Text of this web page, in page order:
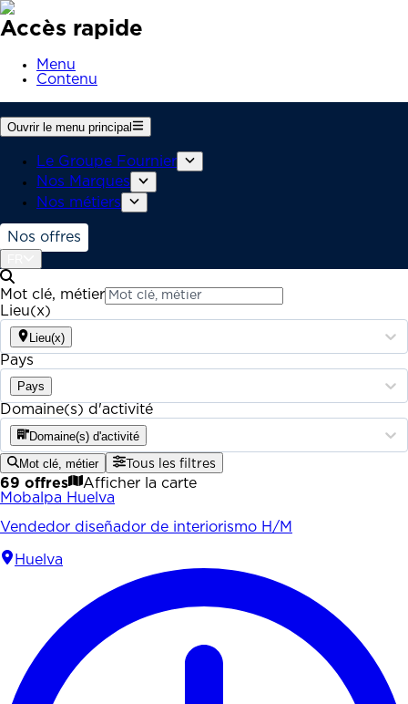
Accès rapide
Menu
Contenu
Ouvrir le menu principal
Le Groupe Fournier
Nos Marques
Nos métiers
Nos offres
Mot clé, métier
Lieu(x)
Lieu(x)
Pays
Pays
Domaine(s) d'activité
Domaine(s) d'activité
Mot clé, métier Tous les filtres
69 offres
Afficher la carte
Mobalpa Huelva
Vendedor diseñador de interiorismo H/M
Huelva